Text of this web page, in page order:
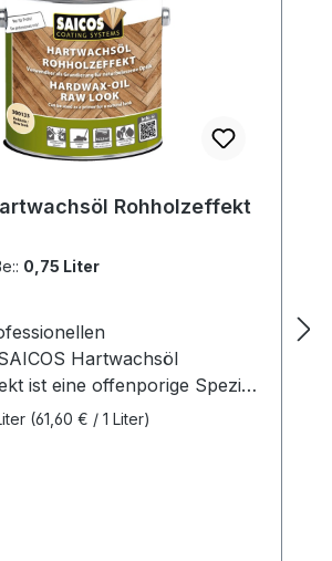
Rohholzeffekt
0,75 Liter
Hartwachsöl
ist eine offenporige Spezial-
die
(61,60 € / 1 Liter)